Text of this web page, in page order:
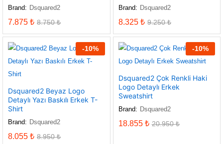
Brand: Dsquared2
7.875 ₺ 8.750₺
Brand: Dsquared2
8.325 ₺ 9.250₺
-10%
Dsquared2 Beyaz Logo
Detaylı Yazı Baskılı Erkek T-
Shirt
Brand: Dsquared2
8.055 ₺ 8.950₺
-10%
Dsquared2 Çok Renkli Haki
Logo Detaylı Erkek
Sweatshirt
Brand: Dsquared2
18.855 ₺ 20.950₺